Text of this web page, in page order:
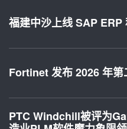
福建中沙上线 SAP ERP
Fortinet 发布 2026 年第
PTC Windchill被评为